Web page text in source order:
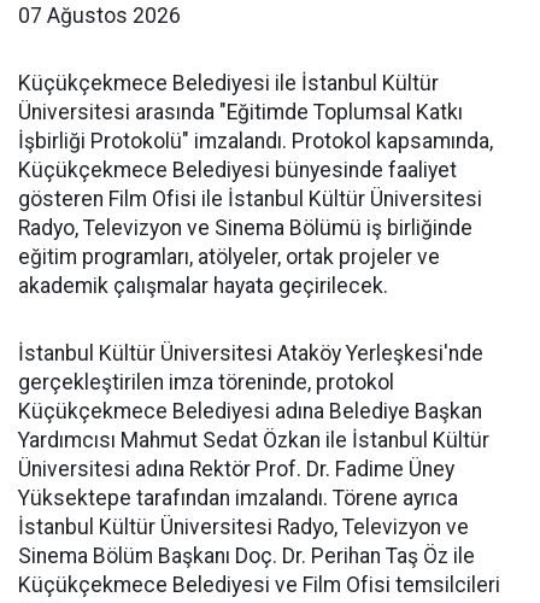
07 Ağustos 2026
Küçükçekmece Belediyesi ile İstanbul Kültür
Üniversitesi arasında "Eğitimde Toplumsal Katkı
İşbirliği Protokolü" imzalandı. Protokol kapsamında,
Küçükçekmece Belediyesi bünyesinde faaliyet
gösteren Film Ofisi ile İstanbul Kültür Üniversitesi
Radyo, Televizyon ve Sinema Bölümü iş birliğinde
eğitim programları, atölyeler, ortak projeler ve
akademik çalışmalar hayata geçirilecek.
İstanbul Kültür Üniversitesi Ataköy Yerleşkesi'nde
gerçekleştirilen imza töreninde, protokol
Küçükçekmece Belediyesi adına Belediye Başkan
Yardımcısı Mahmut Sedat Özkan ile İstanbul Kültür
Üniversitesi adına Rektör Prof. Dr. Fadime Üney
Yüksektepe tarafından imzalandı. Törene ayrıca
İstanbul Kültür Üniversitesi Radyo, Televizyon ve
Sinema Bölüm Başkanı Doç. Dr. Perihan Taş Öz ile
Küçükçekmece Belediyesi ve Film Ofisi temsilcileri